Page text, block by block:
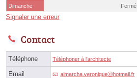
Dimanche
Fermé
Signaler une erreur
Contact
Téléphone Téléphoner à l'architecte
Email almarcha.veroniqueⓐhotmail.fr